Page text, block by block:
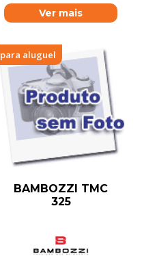
Ver mais
para aluguel
BAMBOZZI TMC
325